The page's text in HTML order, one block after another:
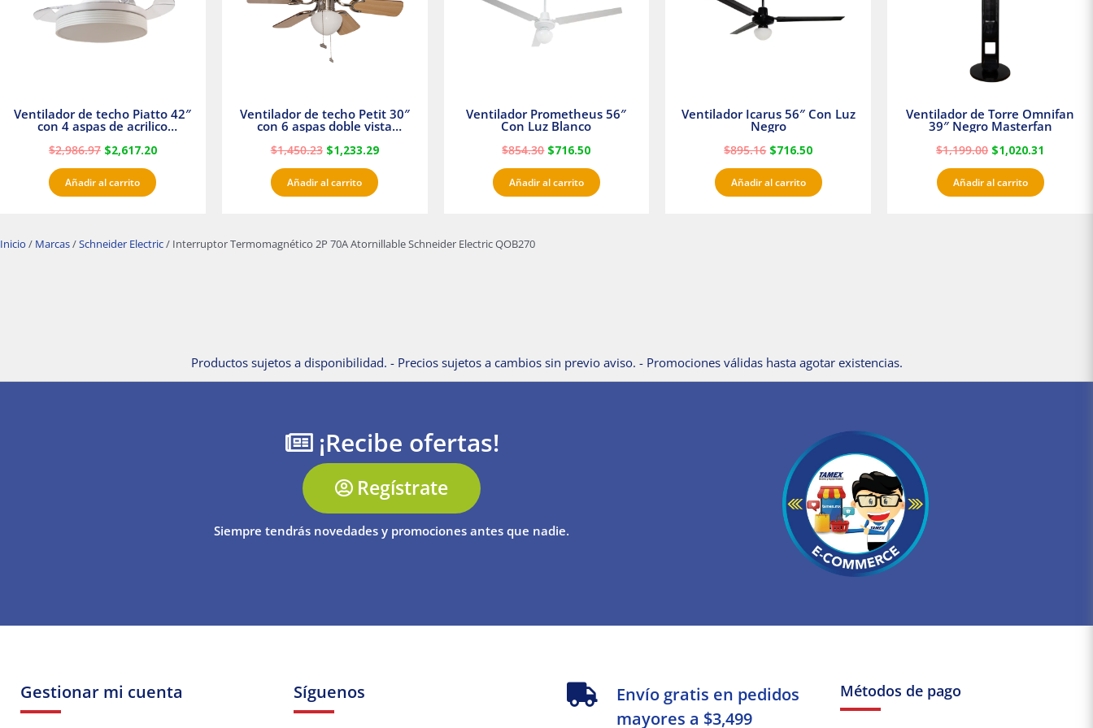
Ventilador de techo Piatto 42″
con 4 aspas de acrilico
transparente
$2,986.97 $2,617.20
Añadir al carrito
Ventilador de techo Petit 30″
con 6 aspas doble vista
Satinado Masterfan
$1,450.23 $1,233.29
Añadir al carrito
Ventilador Prometheus 56″
Con Luz Blanco
$854.30 $716.50
Añadir al carrito
Ventilador Icarus 56″ Con Luz
Negro
$895.16 $716.50
Añadir al carrito
Ventilador de Torre Omnifan
39″ Negro Masterfan
$1,199.00 $1,020.31
Añadir al carrito
Inicio / Marcas/Schneider Electric/ Interruptor Termomagnético 2P 70A Atornillable Schneider Electric QOB270
Productos sujetos a disponibilidad. - Precios sujetos a cambios sin previo aviso. - Promociones válidas hasta agotar existencias.
¡Recibe ofertas!
Regístrate
Siempre tendrás novedades y promociones antes que nadie.
Gestionar mi cuenta Síguenos
Envío gratis en pedidos
mayores a $3,499
Métodos de pago